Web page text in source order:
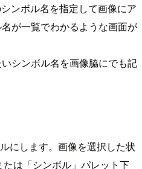
ンボル名を指定して画像にア
が一覧でわかるような画面が
シンボル名を画像脇にでも記
にします。画像を選択した状
は「シンボル」パレット下